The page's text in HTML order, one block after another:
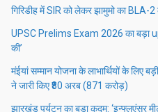
गिरिडीह में SIR को लेकर झामुमो का BLA-
UPSC Prelims Exam 2026 का बड़ा
की’
मंईयां सम्मान योजना के लाभार्थियों के लिए
ने जारी किए ₹80 अरब (871 करोड़)
झारखंड पर्यटन का बड़ा कदम: ‘इन्फ्लुएंसर